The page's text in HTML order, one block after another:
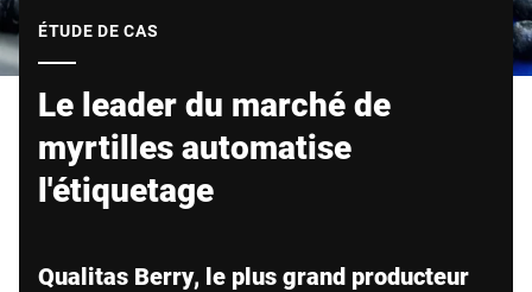
ÉTUDE DE CAS
Le leader du marché de
myrtilles automatise
l'étiquetage
Qualitas Berry, le plus grand producteur